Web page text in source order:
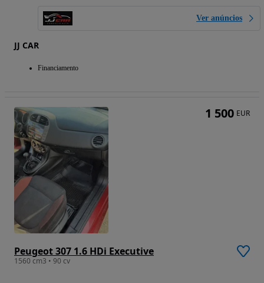
Ver anúncios
JJ CAR
Financiamento
Peugeot 307 1.6 HDi Executive
1560 cm3 • 90 cv
1 500 EUR